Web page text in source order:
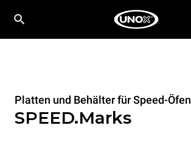
Platten und Behälter für Speed-Öfen
SPEED.Marks